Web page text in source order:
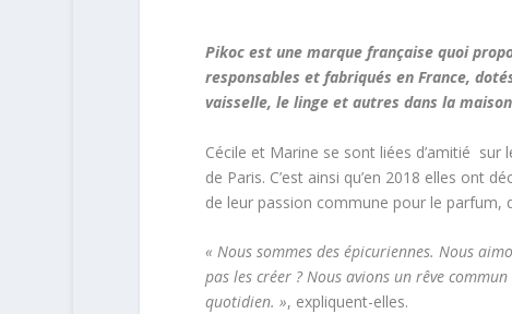
Pikoc est une marque française quoi
responsables et fabriqués en France,
vaisselle, le linge et autres dans la maison
Cécile et Marine se sont liées d’amitié sur
de Paris. C’est ainsi qu’en 2018 elles ont
de leur passion commune pour le parfum,
« Nous sommes des épicuriennes. Nous
pas les créer ? Nous avions un rêve
quotidien. », expliquent-elles.